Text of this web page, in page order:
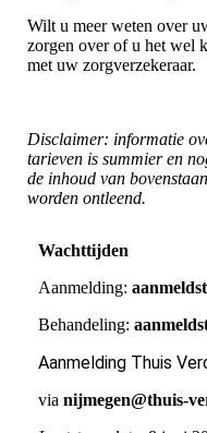
Wilt u meer weten over
zorgen over of u het wel
met uw zorgverzekeraar.
Disclaimer: informatie
tarieven is summier en
de inhoud van
worden ontleend.
Wachttijden
Aanmelding:
Behandeling:
Aanmelding Thuis
via nijmegen@thuis-